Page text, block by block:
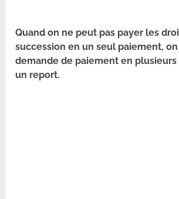
Quand on ne peut pas payer les
succession en un seul paiement,
demande de paiement en plusieurs
un report.